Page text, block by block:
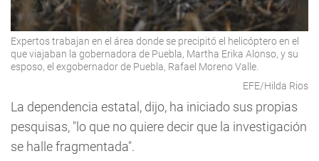
Expertos trabajan en el área donde se precipitó el helicóptero en el
que viajaban la gobernadora de Puebla, Martha Erika Alonso, y su
esposo, el exgobernador de Puebla, Rafael Moreno Valle.
EFE/Hilda Rios
La dependencia estatal, dijo, ha iniciado sus propias
pesquisas, "lo que no quiere decir que la investigación
se halle fragmentada".